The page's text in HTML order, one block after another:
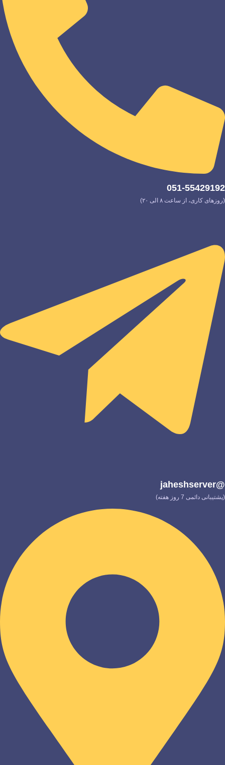
051-55429192
(روزهای کاری، از ساعت ۸ الی ۲۰)
@jaheshserver
(پشتیبانی دائمی 7 روز هفته)